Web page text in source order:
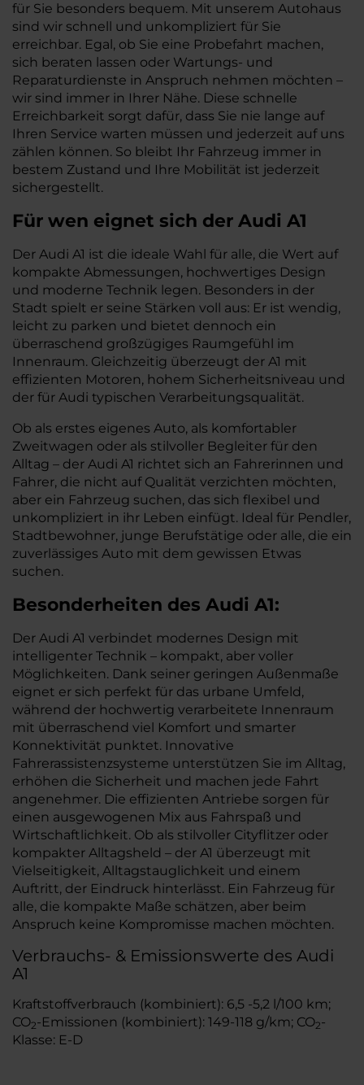
für Sie besonders bequem. Mit unserem Autohaus
sind wir schnell und unkompliziert für Sie
erreichbar. Egal, ob Sie eine Probefahrt machen,
sich beraten lassen oder Wartungs- und
Reparaturdienste in Anspruch nehmen möchten –
wir sind immer in Ihrer Nähe. Diese schnelle
Erreichbarkeit sorgt dafür, dass Sie nie lange auf
Ihren Service warten müssen und jederzeit auf uns
zählen können. So bleibt Ihr Fahrzeug immer in
bestem Zustand und Ihre Mobilität ist jederzeit
sichergestellt.
Für wen eignet sich der Audi A1
Der Audi A1 ist die ideale Wahl für alle, die Wert auf
kompakte Abmessungen, hochwertiges Design
und moderne Technik legen. Besonders in der
Stadt spielt er seine Stärken voll aus: Er ist wendig,
leicht zu parken und bietet dennoch ein
überraschend großzügiges Raumgefühl im
Innenraum. Gleichzeitig überzeugt der A1 mit
effizienten Motoren, hohem Sicherheitsniveau und
der für Audi typischen Verarbeitungsqualität.
Ob als erstes eigenes Auto, als komfortabler
Zweitwagen oder als stilvoller Begleiter für den
Alltag – der Audi A1 richtet sich an Fahrerinnen und
Fahrer, die nicht auf Qualität verzichten möchten,
aber ein Fahrzeug suchen, das sich flexibel und
unkompliziert in ihr Leben einfügt. Ideal für Pendler,
Stadtbewohner, junge Berufstätige oder alle, die ein
zuverlässiges Auto mit dem gewissen Etwas
suchen.
Besonderheiten des Audi A1:
Der Audi A1 verbindet modernes Design mit
intelligenter Technik – kompakt, aber voller
Möglichkeiten. Dank seiner geringen Außenmaße
eignet er sich perfekt für das urbane Umfeld,
während der hochwertig verarbeitete Innenraum
mit überraschend viel Komfort und smarter
Konnektivität punktet. Innovative
Fahrerassistenzsysteme unterstützen Sie im Alltag,
erhöhen die Sicherheit und machen jede Fahrt
angenehmer. Die effizienten Antriebe sorgen für
einen ausgewogenen Mix aus Fahrspaß und
Wirtschaftlichkeit. Ob als stilvoller Cityflitzer oder
kompakter Alltagsheld – der A1 überzeugt mit
Vielseitigkeit, Alltagstauglichkeit und einem
Auftritt, der Eindruck hinterlässt. Ein Fahrzeug für
alle, die kompakte Maße schätzen, aber beim
Anspruch keine Kompromisse machen möchten.
Verbrauchs- & Emissionswerte des Audi
A1
Kraftstoffverbrauch (kombiniert): 6,5 -5,2 l/100 km;
CO2-Emissionen (kombiniert): 149-118 g/km; CO2-
Klasse: E-D